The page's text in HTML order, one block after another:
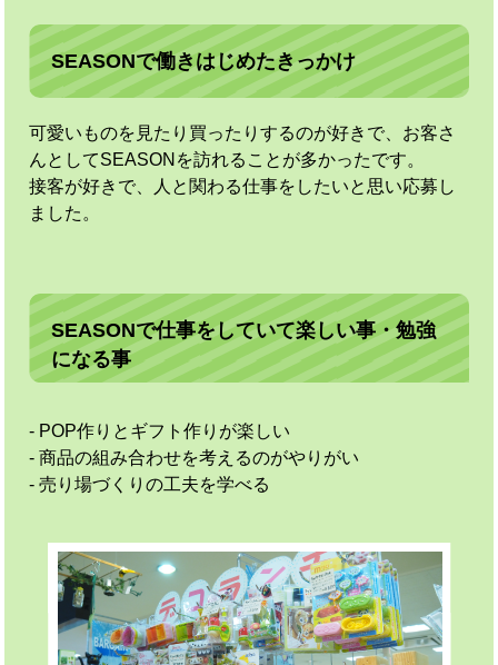
SEASONで働きはじめたきっかけ
可愛いものを見たり買ったりするのが好きで、お客さ
んとしてSEASONを訪れることが多かったです。
接客が好きで、人と関わる仕事をしたいと思い応募し
ました。
SEASONで仕事をしていて楽しい事・勉強
になる事
- POP作りとギフト作りが楽しい
- 商品の組み合わせを考えるのがやりがい
- 売り場づくりの工夫を学べる